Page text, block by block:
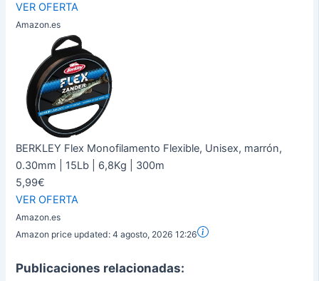
VER OFERTA
Amazon.es
BERKLEY Flex Monofilamento Flexible, Unisex, marrón,
0.30mm | 15Lb | 6,8Kg | 300m
5,99€
VER OFERTA
Amazon.es
Amazon price updated:4 agosto, 2026 12:26
Publicaciones relacionadas: